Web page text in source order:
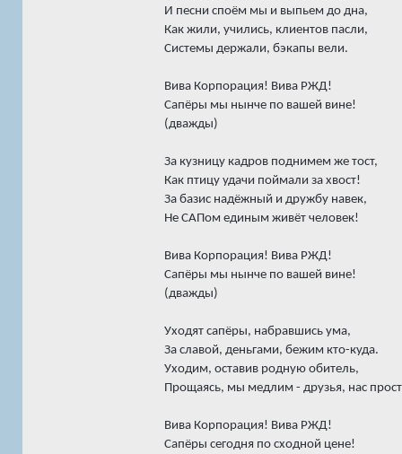
И песни споём мы и выпьем до дна,
Как жили, учились, клиентов пасли,
Системы держали, бэкапы вели.
Вива Корпорация! Вива РЖД!
Сапёры мы нынче по вашей вине!
(дважды)
За кузницу кадров поднимем же тост,
Как птицу удачи поймали за хвост!
За базис надёжный и дружбу навек,
Не САПом единым живёт человек!
Вива Корпорация! Вива РЖД!
Сапёры мы нынче по вашей вине!
(дважды)
Уходят сапёры, набравшись ума,
За славой, деньгами, бежим кто-куда.
Уходим, оставив родную обитель,
Прощаясь, мы медлим - друзья, нас
Вива Корпорация! Вива РЖД!
Сапёры сегодня по сходной цене!